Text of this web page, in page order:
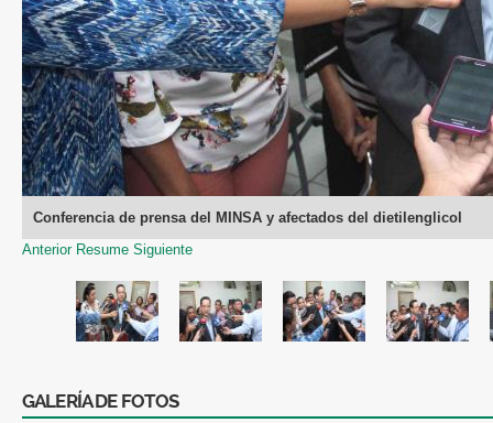
Conferencia de prensa del MINSA y afectados del dietilenglicol
Anterior Resume Siguiente
GALERÍA DE FOTOS